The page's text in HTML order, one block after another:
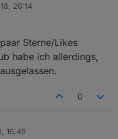
20:14
Sterne/Likes
habe ich allerdings,
0
16:49